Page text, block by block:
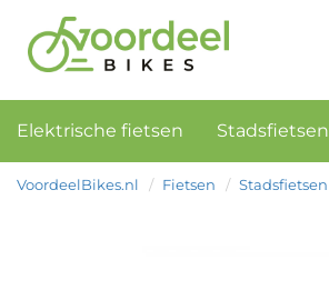
Elektrische fietsen Stadsfietsen
VoordeelBikes.nl Fietsen Stadsfietsen